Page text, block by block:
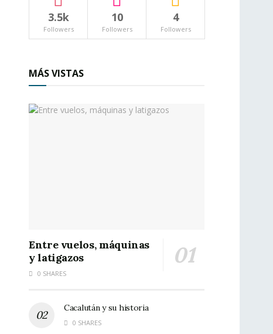
3.5k
Followers
10
Followers
4
Followers
MÁS VISTAS
Entre vuelos, máquinas
y latigazos
0 SHARES
Cacalután y su historia
0 SHARES